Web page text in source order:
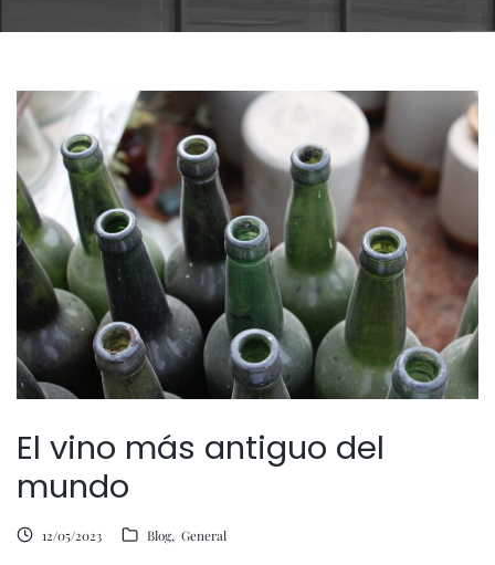
El vino más antiguo del
mundo
12/05/2023 Blog General